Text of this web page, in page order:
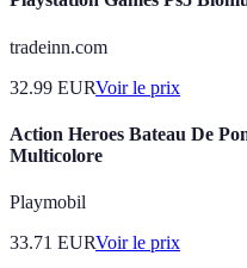
tradeinn.com
32.99 EURVoir le prix
Action Heroes Bateau De
Multicolore
Playmobil
33.71 EURVoir le prix